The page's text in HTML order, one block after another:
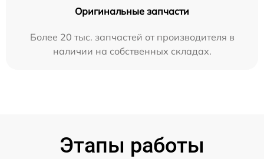
Оригинальные запчасти
Более 20 тыс. запчастей от производителя в
наличии на собственных складах.
Этапы работы